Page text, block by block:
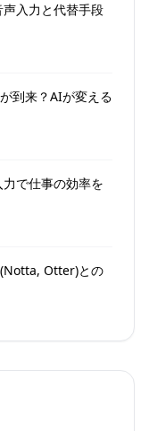
入力と代替手段
到来？AIが変える
で仕事の効率を
Otter)との